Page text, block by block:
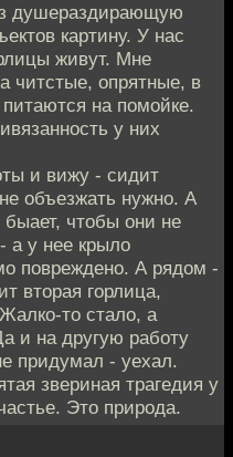
душераздирающую
картину. У нас
живут. Мне
читстые, опрятные, в
на помойке.
у них
и вижу - сидит
объезжать нужно. А
чтобы они не
а у нее крыло
повреждено. А рядом -
вторая горлица,
то стало, а
и на другую работу
придумал - уехал.
звериная трагедия у
Это природа.